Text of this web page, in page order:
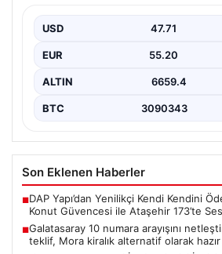
Galatasaray yönetimi, yaratıcı oyun
USD 47.71
EUR 55.20
ALTIN 6659.4
BTC 3090343
Son Eklenen Haberler
■DAP Yapı’dan Yenilikçi Kendi Kendini
Konut Güvencesi ile Ataşehir 173’te
■Galatasaray 10 numara arayışını
teklif, Mora kiralık alternatif olarak hazır